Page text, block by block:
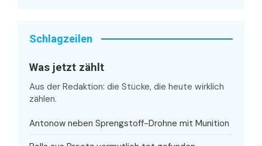
Schlagzeilen
Was jetzt zählt
Aus der Redaktion: die Stücke, die heute wirklich
zählen.
Antonow neben Sprengstoff-Drohne mit Munition